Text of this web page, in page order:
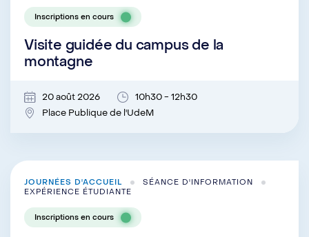
Inscriptions en cours
Visite guidée du campus de la
montagne
20 août 2026
10h30 - 12h30
Place Publique de l'UdeM
JOURNÉES D'ACCUEIL
SÉANCE D'INFORMATION
EXPÉRIENCE ÉTUDIANTE
Inscriptions en cours